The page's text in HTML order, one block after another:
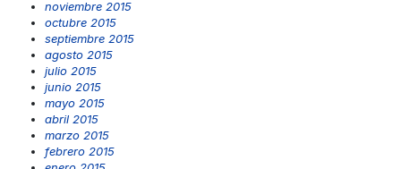
noviembre 2015
octubre 2015
septiembre 2015
agosto 2015
julio 2015
junio 2015
mayo 2015
abril 2015
marzo 2015
febrero 2015